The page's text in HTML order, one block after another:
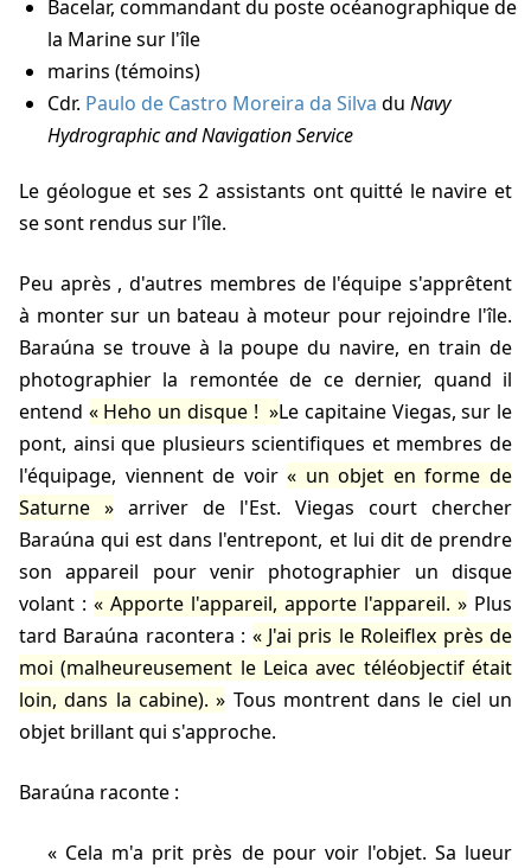
Bacelar, commandant du poste océanographique de
la Marine sur l'île
marins (témoins)
Cdr. Paulo de Castro Moreira da Silva du Navy
Hydrographic and Navigation Service
le géologue et ses 2 assistants ont quitté le navire et
se sont rendus sur l'île.
Peu après , d'autres membres de l'équipe s'apprêtent
à monter sur un bateau à moteur pour rejoindre l'île.
Baraúna se trouve à la poupe du navire, en train de
photographier la remontée de ce dernier, quand il
entend
Heho un disque !
Le capitaine Viegas, sur le
pont, ainsi que plusieurs scientifiques et membres de
l'équipage, viennent de voir
un objet en forme de
Saturne
arriver de l'Est. Viegas court chercher
Baraúna qui est dans l'entrepont, et lui dit de prendre
son appareil pour venir photographier un disque
volant :
Apporte l'appareil, apporte l'appareil.
Plus
tard Baraúna racontera :
J'ai pris le Roleiflex près de
moi (malheureusement le Leica avec téléobjectif était
loin, dans la cabine).
Tous montrent dans le ciel un
objet brillant qui s'approche.
Baraúna raconte :
Cela m'a prit près de pour voir l'objet. Sa lueur